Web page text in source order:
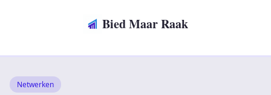
Bied Maar Raak
Netwerken